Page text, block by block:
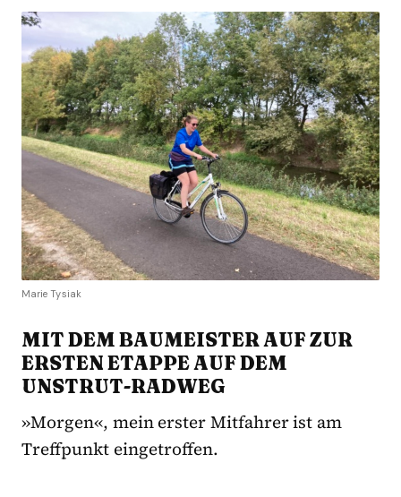
Marie Tysiak
MIT DEM BAUMEISTER AUF ZUR
ERSTEN ETAPPE AUF DEM
UNSTRUT-RADWEG
»Morgen«, mein erster Mitfahrer ist am
Treffpunkt eingetroffen.